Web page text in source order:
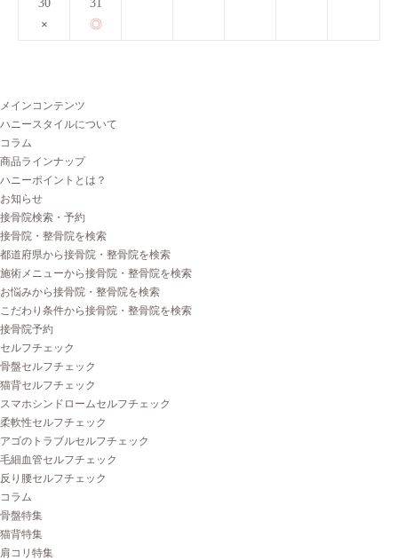
30 31
メインコンテンツ
ハニースタイルについて
コラム
商品ラインナップ
ハニーポイントとは？
お知らせ
接骨院検索・予約
接骨院・整骨院を検索
都道府県から接骨院・整骨院を検索
施術メニューから接骨院・整骨院を検索
お悩みから接骨院・整骨院を検索
こだわり条件から接骨院・整骨院を検索
接骨院予約
セルフチェック
骨盤セルフチェック
猫背セルフチェック
スマホシンドロームセルフチェック
柔軟性セルフチェック
アゴのトラブルセルフチェック
毛細血管セルフチェック
反り腰セルフチェック
コラム
骨盤特集
猫背特集
肩コリ特集